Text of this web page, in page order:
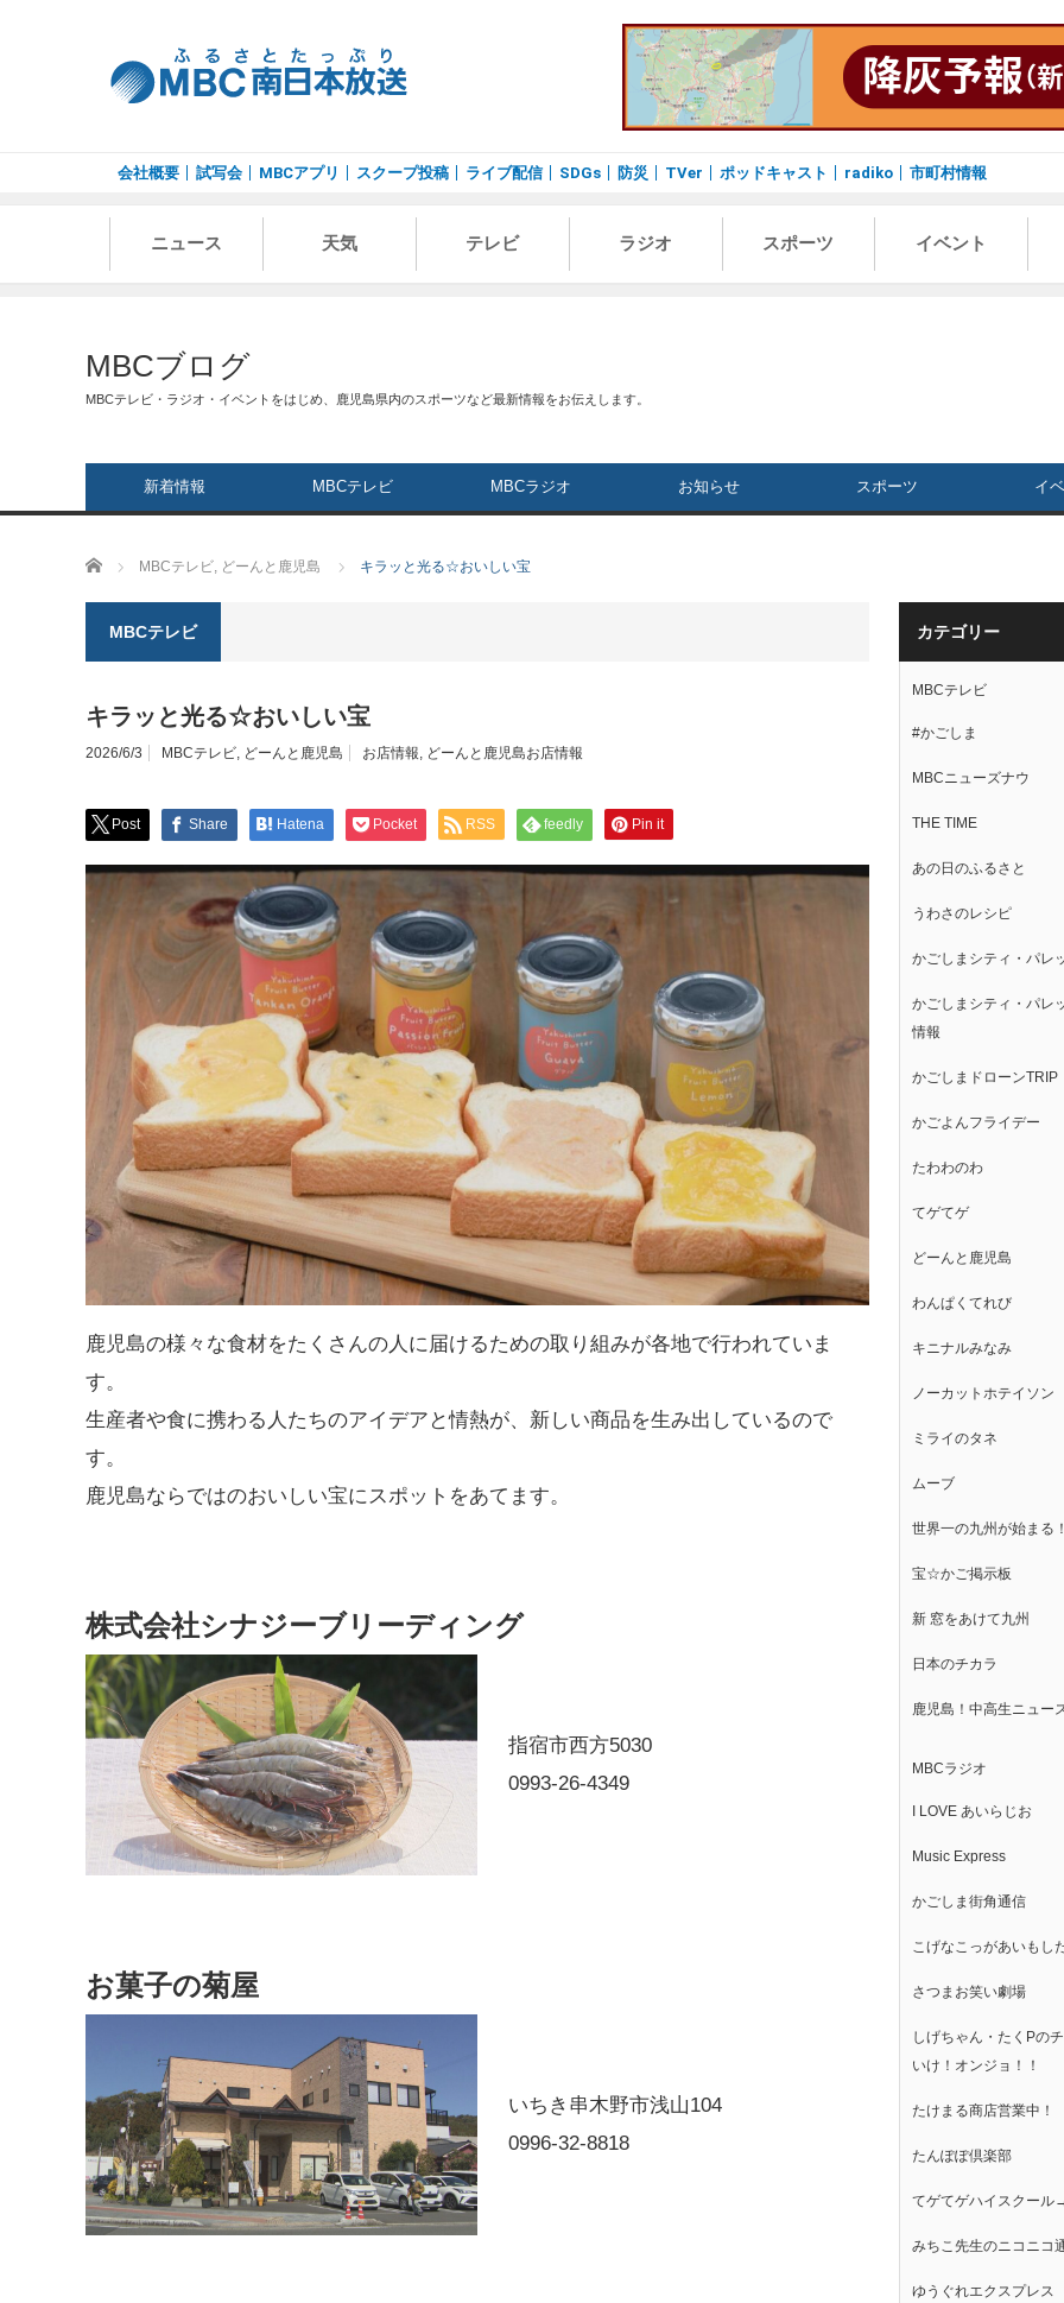
会社概要 試写会 MBCアプリ スクープ投稿 ライブ配信 SDGs 防災 TVer ポッドキャスト radiko 市町村情報
ニュース 天気 テレビ ラジオ スポーツ イベント
MBCブログ
MBCテレビ・ラジオ・イベントをはじめ、鹿児島県内のスポーツなど最新情報をお伝えします。
新着情報 MBCテレビ MBCラジオ お知らせ スポーツ イ
ホーム MBCテレビ, どーんと鹿児島 キラッと光る☆おいしい宝
MBCテレビ
キラッと光る☆おいしい宝
2026/6/3 MBCテレビ, どーんと鹿児島 お店情報, どーんと鹿児島お店情報
Post Share Hatena Pocket RSS feedly Pin it
鹿児島の様々な食材をたくさんの人に届けるための取り組みが各地で行われていま
す。
生産者や食に携わる人たちのアイデアと情熱が、新しい商品を生み出しているので
す。
鹿児島ならではのおいしい宝にスポットをあてます。
株式会社シナジーブリーディング
指宿市西方5030
0993-26-4349
お菓子の菊屋
いちき串木野市浅山104
0996-32-8818
カテゴリー
MBCテレビ
#かごしま
MBCニューズナウ
THE TIME
あの日のふるさと
うわさのレシピ
かごしまシティ・パレ
かごしまシティ・パレ
情報
かごしまドローンTRIP
かごよんフライデー
たわわのわ
てゲてゲ
どーんと鹿児島
わんぱくてれび
キニナルみなみ
ノーカットホテイソン
ミライのタネ
ムーブ
世界一の九州が始まる
宝☆かご掲示板
新 窓をあけて九州
日本のチカラ
鹿児島！中高生ニュー
MBCラジオ
I LOVE あいらじお
Music Express
かごしま街角通信
こげなこっがあいもし
さつまお笑い劇場
しげちゃん・たくPの
いけ！オンジョ！！
たけまる商店営業中！
たんぽぽ倶楽部
てゲてゲハイスクール
みちこ先生のニコニコ
ゆうぐれエクスプレス